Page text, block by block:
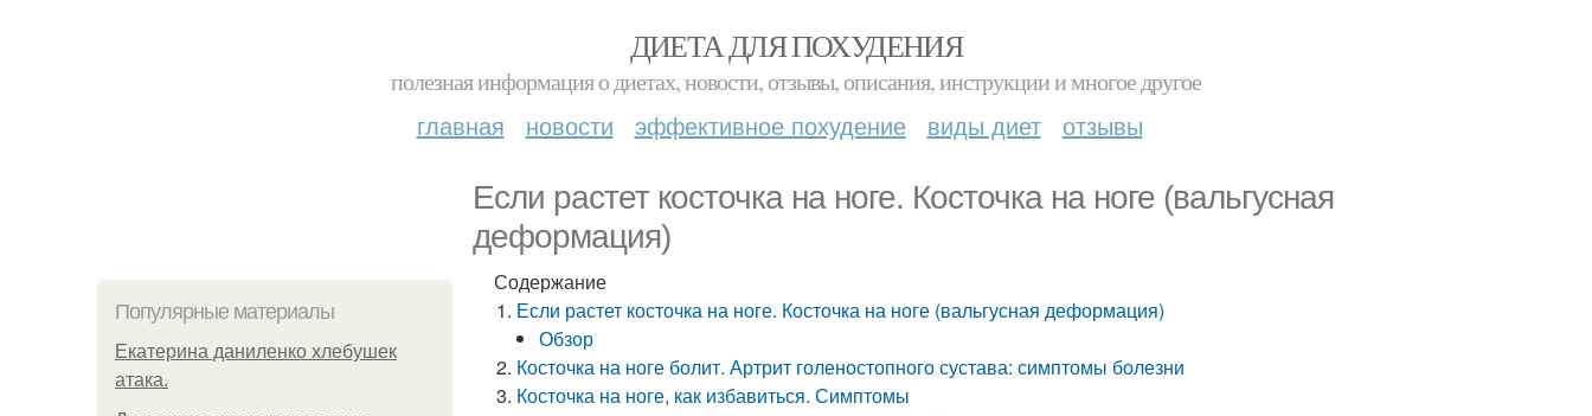
ДИЕТА ДЛЯ ПОХУДЕНИЯ
полезная информация о диетах, новости, отзывы, описания, инструкции и многое другое
главная новости эффективное похудение виды диет отзывы
Если растет косточка на ноге. Косточка на ноге (вальгусная
деформация)
Популярные материалы
Екатерина даниленко хлебушек
атака.
Содержание
Если растет косточка на ноге. Косточка на ноге (вальгусная деформация)
Обзор
Косточка на ноге болит. Артрит голеностопного сустава: симптомы болезни
Косточка на ноге, как избавиться. Симптомы